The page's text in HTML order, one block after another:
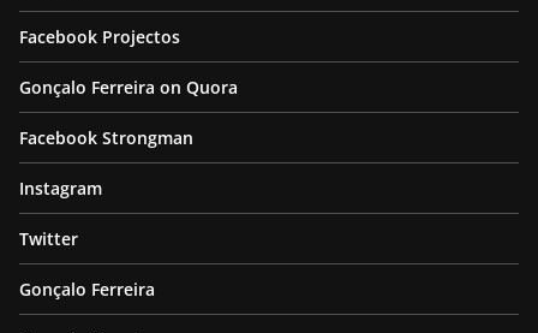
Facebook Projectos
Gonçalo Ferreira on Quora
Facebook Strongman
Instagram
Twitter
Gonçalo Ferreira